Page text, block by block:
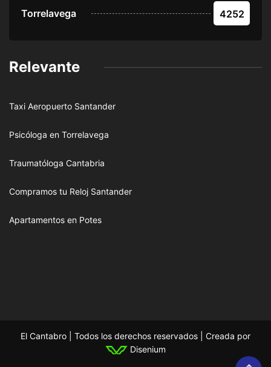
Torrelavega 4252
Relevante
Taxi Aeropuerto Santander
Psicóloga en Torrelavega
Traumatóloga Cantabria
Compramos tu Reloj Santander
Apartamentos en Potes
El Cantabro | Todos los derechos reservados | Creada por
Disenium